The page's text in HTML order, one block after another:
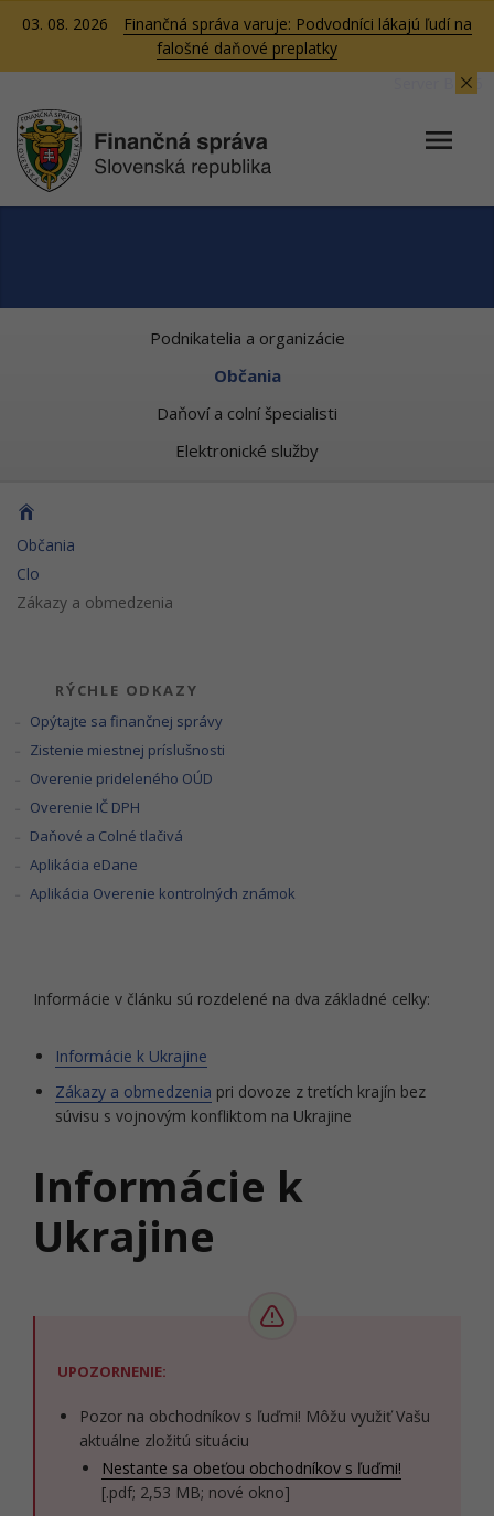
03. 08. 2026
Finančná správa varuje: Podvodníci lákajú ľudí na
falošné daňové preplatky
Server BB06
Podnikatelia a organizácie
Občania
Daňoví a colní špecialisti
Elektronické služby
Občania
Clo
Zákazy a obmedzenia
RÝCHLE ODKAZY
Opýtajte sa finančnej správy
Zistenie miestnej príslušnosti
Overenie prideleného OÚD
Overenie IČ DPH
Daňové a Colné tlačivá
Aplikácia eDane
Aplikácia Overenie kontrolných známok
Informácie v článku sú rozdelené na dva základné celky:
Informácie k Ukrajine
Zákazy a obmedzenia pri dovoze z tretích krajín bez
súvisu s vojnovým konfliktom na Ukrajine
Informácie k
Ukrajine
UPOZORNENIE:
Pozor na obchodníkov s ľuďmi! Môžu využiť Vašu
aktuálne zložitú situáciu
Nestante sa obeťou obchodníkov s ľuďmi!
[.pdf; 2,53 MB; nové okno]